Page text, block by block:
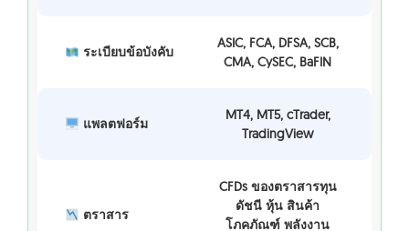
ระเบียบข้อบังคับ
ASIC, FCA, DFSA, SCB,
CMA, CySEC, BaFIN
แพลตฟอร์ม
MT4, MT5, cTrader,
TradingView
ตราสาร
CFDs ของตราสารทุน
ดัชนี หุ้น สินค้า
โภคภัณฑ์ พลังงาน